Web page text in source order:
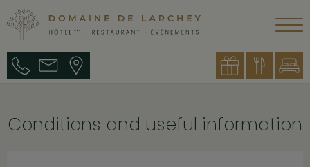
Conditions and useful information